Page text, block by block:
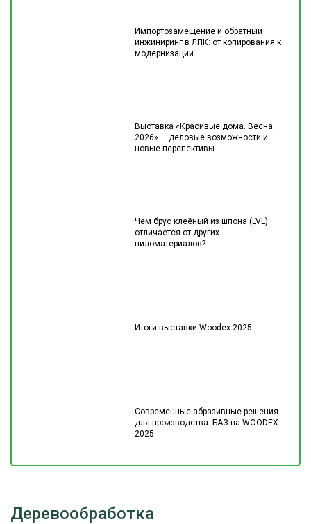
Импортозамещение и обратный
инжиниринг в ЛПК: от копирования к
модернизации
Выставка «Красивые дома. Весна
2026» — деловые возможности и
новые перспективы
Чем брус клеёный из шпона (LVL)
отличается от других
пиломатериалов?
Итоги выставки Woodex 2025
Современные абразивные решения
для производства: БАЗ на WOODEX
2025
Деревообработка